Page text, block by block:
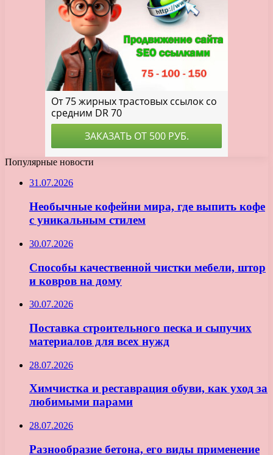
Популярные новости
31.07.2026
Необычные кофейни мира, где выпить кофе
с уникальным стилем
30.07.2026
Способы качественной чистки мебели, штор
и ковров на дому
30.07.2026
Поставка строительного песка и сыпучих
материалов для всех нужд
28.07.2026
Химчистка и реставрация обуви, как уход за
любимыми парами
28.07.2026
Разнообразие бетона, его виды применение